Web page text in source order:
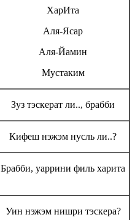
ХарИта
Аля-Ясар
Аля-Йамин
Мустаким
Зуз тэскерат ли.., брабби
Кифеш нэжэм нусль ли..?
Брабби, уаррини филь харита
Уин нэжэм нишри тэскера?